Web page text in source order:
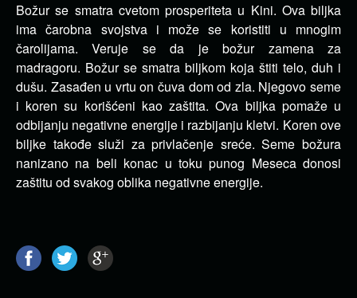
Božur se smatra cvetom prosperiteta u Kini. Ova biljka
ima čarobna svojstva i može se koristiti u mnogim
čarolijama. Veruje se da je božur zamena za
madragoru. Božur se smatra biljkom koja štiti telo, duh i
dušu. Zasađen u vrtu on čuva dom od zla. Njegovo seme
i koren su korišćeni kao zaštita. Ova biljka pomaže u
odbijanju negativne energije i razbijanju kletvi. Koren ove
biljke takođe služi za privlačenje sreće. Seme božura
nanizano na beli konac u toku punog Meseca donosi
zaštitu od svakog oblika negativne energije.